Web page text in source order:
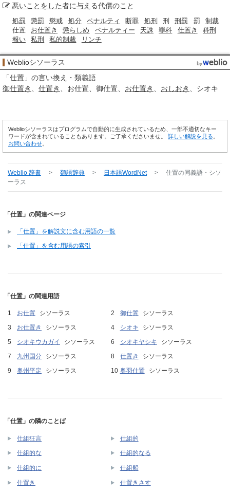
悪いことをした者に与え る代償のこと
処罰 懲罰 懲戒 処分 ペナルティ 断罪 処刑 刑 刑罰 罰
制裁
仕置
お仕置き 懲らしめ ペナルティー 天誅 罪科 仕置き
科刑
報い
私刑 私的制裁 リンチ
Weblioシソーラス
「仕置 」の言い換え・類義語
御仕置き
仕置き お仕置 御仕置 お仕置き おしおき シオキ
Weblioシソーラスはプログラムで自動的に生成されているため、一部不適切なキー
ワードが含まれていることもあります。ご了承くださいませ。 詳しい解説を見る
お問い合わせ
Weblio 辞書 > 類語辞典 > 日本語WordNet > 仕置の同義語・シソ
ーラス
「仕置」の関連ページ
「仕置」を解説文に含む用語の一覧
「仕置」を含む用語の索引
「仕置」の関連用語
お仕置 シソーラス 御仕置
シソーラス
お仕置き
シソーラス シオキ
シソーラス
シオキウカガイ
シソーラス シオキヤシキ
シソーラス
九州国分
シソーラス 仕置き
シソーラス
奥州平定
シソーラス 奥羽仕置 シソーラス
「仕置」の隣のことば
仕組狂言 仕組的
仕組的な 仕組的なる
仕組的に 仕組船
仕置き 仕置きさす